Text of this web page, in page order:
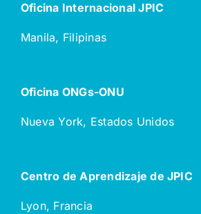
Oficina Internacional JPIC
Manila, Filipinas
Oficina ONGs-ONU
Nueva York, Estados Unidos
Centro de Aprendizaje de JPIC
Lyon, Francia